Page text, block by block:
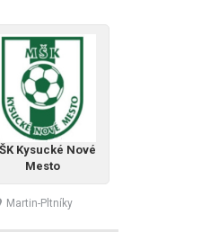
Kysucké Nové
Mesto
Martin-Pltníky